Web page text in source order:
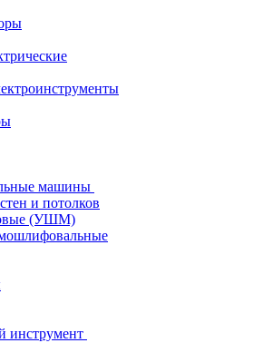
машины
и потолков
(УШМ)
инструмент